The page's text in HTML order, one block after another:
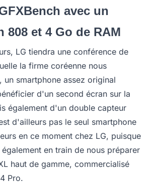
avec un
808 et 4 Go de RAM
LG tiendra une conférence de
la firme coréenne nous
, un smartphone assez original
d'un second écran sur la
également d'un double capteur
d'ailleurs pas le seul smartphone
en ce moment chez LG, puisque
en train de nous préparer
haut de gamme, commercialisé
Pro.